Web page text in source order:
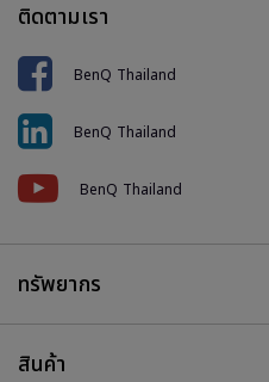
ติดตามเรา
BenQ Thailand
BenQ Thailand
BenQ Thailand
ทรัพยากร
สินค้า